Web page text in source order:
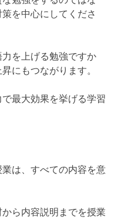
を中心にしてくださ
を上げる勉強ですか
にもつながります。
最大効果を挙げる学習
は、すべての内容を意
ら内容説明までを授業